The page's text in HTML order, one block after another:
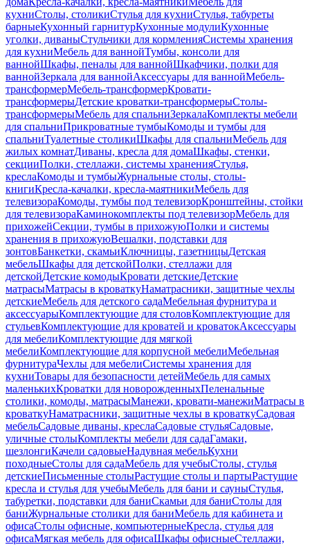
кухниСтолы, столикиСтулья для кухниСтулья, табуреты
барныеКухонный гарнитурКухонные модулиКухонные
уголки, диваныСтульчики для кормленияСистемы хранения
для кухниМебель для ваннойТумбы, консоли для
ваннойШкафы, пеналы для ваннойШкафчики, полки для
ваннойЗеркала для ваннойАксессуары для ваннойМебель-
трансформерМебель-трансформерКровати-
трансформерыДетские кроватки-трансформерыСтолы-
трансформерыМебель для спальниЗеркалаКомплекты мебели
для спальниПрикроватные тумбыКомоды и тумбы для
спальниТуалетные столикиШкафы для спальниМебель для
жилых комнатДиваны, кресла для домаШкафы, стенки,
секцииПолки, стеллажи, системы храненияСтулья,
креслаКомоды и тумбыЖурнальные столы, столы-
книгиКресла-качалки, кресла-маятникиМебель для
телевизораКомоды, тумбы под телевизорКронштейны, стойки
для телевизораКаминокомплекты под телевизорМебель для
прихожейСекции, тумбы в прихожуюПолки и системы
хранения в прихожуюВешалки, подставки для
зонтовБанкетки, скамьиКлючницы, газетницыДетская
мебельШкафы для детскойПолки, стеллажи для
детскойДетские комодыКровати детскиеДетские
матрасыМатрасы в кроваткуНаматрасники, защитные чехлы
детскиеМебель для детского садаМебельная фурнитура и
аксессуарыКомплектующие для столовКомплектующие для
стульевКомплектующие для кроватей и кроватокАксессуары
для мебелиКомплектующие для мягкой
мебелиКомплектующие для корпусной мебелиМебельная
фурнитураЧехлы для мебелиСистемы хранения для
кухниТовары для безопасности детейМебель для самых
маленькихКроватки для новорожденныхПеленальные
столики, комоды, матрасыМанежи, кровати-манежиМатрасы в
кроваткуНаматрасники, защитные чехлы в кроваткуСадовая
мебельСадовые диваны, креслаСадовые стульяСадовые,
уличные столыКомплекты мебели для садаГамаки,
шезлонгиКачели садовыеНадувная мебельКухни
походныеСтолы для садаМебель для учебыСтолы, стулья
детскиеПисьменные столыРастущие столы и партыРастущие
кресла и стулья для учебыМебель для бани и сауныСтулья,
табуретки, подставки для баниСкамьи для баниСтолы для
баниЖурнальные столики для баниМебель для кабинета и
офисаСтолы офисные, компьютерныеКресла, стулья для
офисаМягкая мебель для офисаШкафы офисныеСтеллажи,